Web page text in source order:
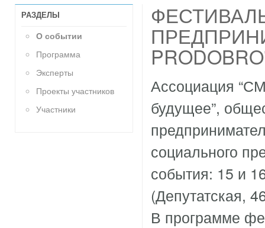
РАЗДЕЛЫ
О событии
Программа
Эксперты
Проекты участников
Участники
Ассоциация
будущее”,
социального
события: 15 и
(Депутатская,
В программе